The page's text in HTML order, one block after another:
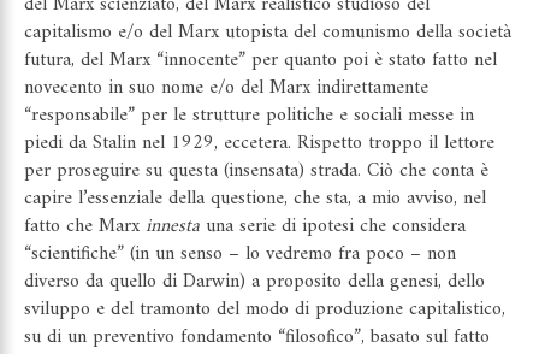
capitalismo e/o del Marx utopista del comunismo della società
futura, del Marx “innocente” per quanto poi è stato fatto nel
novecento in suo nome e/o del Marx indirettamente
“responsabile” per le strutture politiche e sociali messe in
piedi da Stalin nel 1929, eccetera. Rispetto troppo il lettore
per proseguire su questa (insensata) strada. Ciò che conta è
capire l’essenziale della questione, che sta, a mio avviso, nel
fatto che Marxinnesta una serie di ipotesi che considera
“scientifiche” (in un senso – lo vedremo fra poco – non
diverso da quello di Darwin) a proposito della genesi, dello
sviluppo e del tramonto del modo di produzione capitalistico,
su di un preventivo fondamento “filosofico”, basato sul fatto